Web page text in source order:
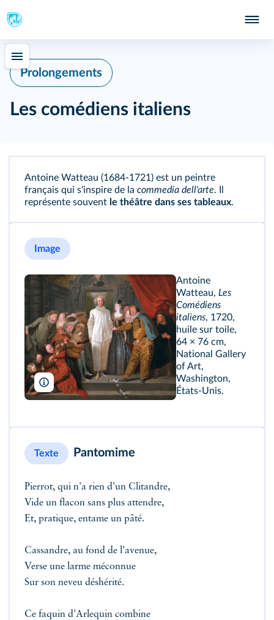
Prolongements
Les comédiens italiens
Antoine Watteau (1684-1721) est un peintre
français qui s'inspire de la commedia dell'arte. Il
représente souvent le théâtre dans ses tableaux.
Image
National Gallery of Art/Trzęsacz/Wikimedia
Antoine
Watteau, Les
Comédiens
italiens, 1720,
huile sur toile,
64 × 76 cm,
National Gallery
of Art,
Washington,
États-Unis.
Texte Pantomime
Pierrot, qui n'a rien d'un Clitandre,
Vide un flacon sans plus attendre,
Et, pratique, entame un pâté.
Cassandre, au fond de l'avenue,
Verse une larme méconnue
Sur son neveu déshérité.
Ce faquin d'Arlequin combine